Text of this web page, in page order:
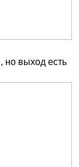
выход есть